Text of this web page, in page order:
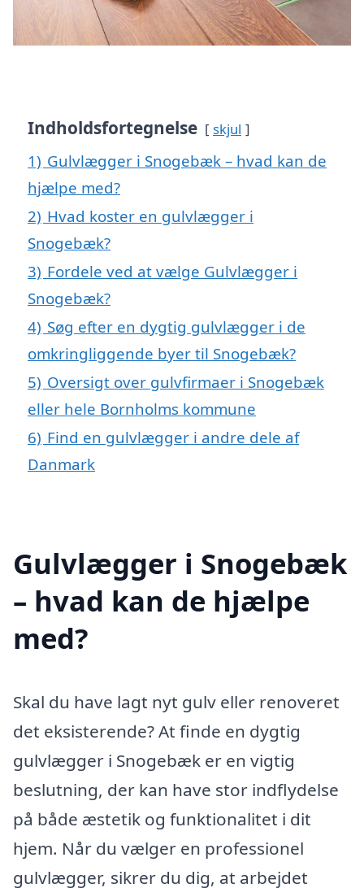
Indholdsfortegnelse skjul
1) Gulvlægger i Snogebæk – hvad kan de
hjælpe med?
2) Hvad koster en gulvlægger i
Snogebæk?
3) Fordele ved at vælge Gulvlægger i
Snogebæk?
4) Søg efter en dygtig gulvlægger i de
omkringliggende byer til Snogebæk?
5) Oversigt over gulvfirmaer i Snogebæk
eller hele Bornholms kommune
6) Find en gulvlægger i andre dele af
Danmark
Gulvlægger i Snogebæk
– hvad kan de hjælpe
med?
Skal du have lagt nyt gulv eller renoveret
det eksisterende? At finde en dygtig
gulvlægger i Snogebæk er en vigtig
beslutning, der kan have stor indflydelse
på både æstetik og funktionalitet i dit
hjem. Når du vælger en professionel
gulvlægger, sikrer du dig, at arbejdet